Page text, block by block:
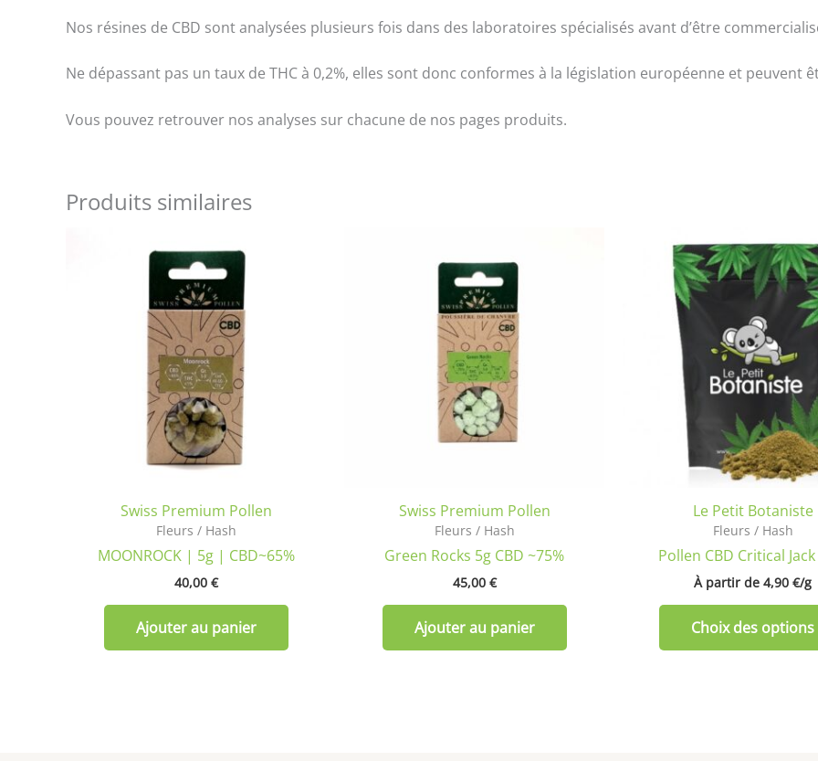
Nos résines de CBD sont analysées plusieurs fois dans des laboratoires spécialisés avant d’être
Ne dépassant pas un taux de THC à 0,2%, elles sont donc conformes à la législation européenne et peuvent
Vous pouvez retrouver nos analyses sur chacune de nos pages produits.
Produits similaires
Swiss Premium Pollen
Fleurs / Hash
MOONROCK | 5g | CBD~65%
40,00 €
Ajouter au panier
Swiss Premium Pollen
Fleurs / Hash
Green Rocks 5g CBD ~75%
45,00 €
Ajouter au panier
Le Petit Botaniste
Fleurs / Hash
Pollen CBD Critical
À partir de 4,90 €/g
Choix des options